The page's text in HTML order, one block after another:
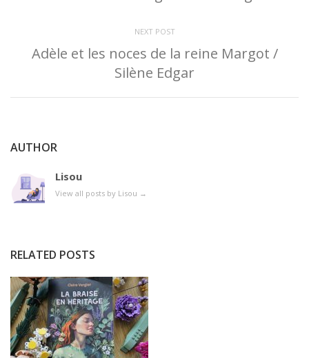
NEXT POST
Adèle et les noces de la reine Margot /
Silène Edgar
AUTHOR
Lisou
View all posts by Lisou →
RELATED POSTS